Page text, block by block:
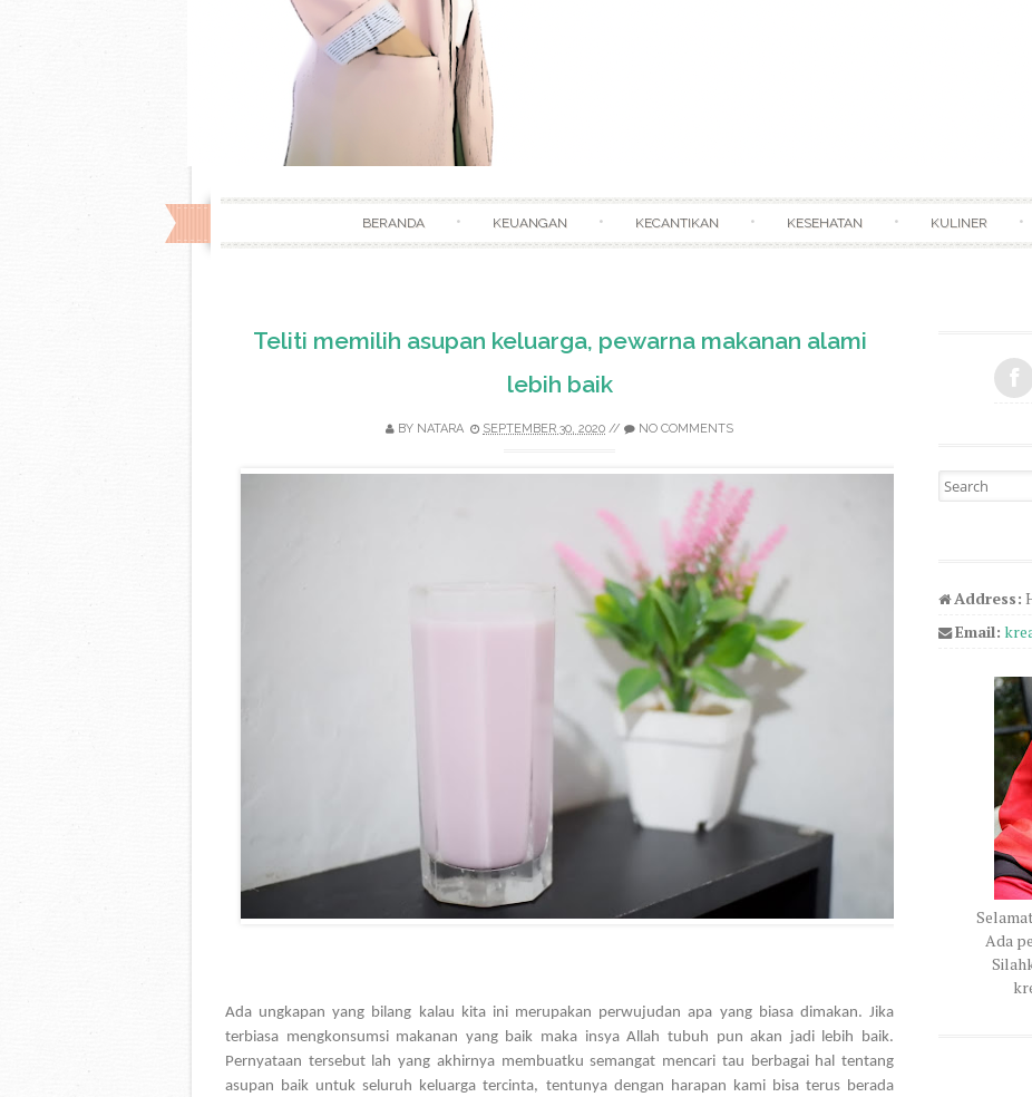
BERANDA KEUANGAN KECANTIKAN KESEHATAN KULINER
Teliti memilih asupan keluarga, pewarna makanan alami
lebih baik
BY NATARA SEPTEMBER 30, 2020 // NO COMMENTS
Ada ungkapan yang bilang kalau kita ini merupakan perwujudan apa yang biasa dimakan. Jika
terbiasa mengkonsumsi makanan yang baik maka insya Allah tubuh pun akan jadi lebih baik.
Pernyataan tersebut lah yang akhirnya membuatku semangat mencari tau berbagai hal tentang
asupan baik untuk seluruh keluarga tercinta, tentunya dengan harapan kami bisa terus berada
Search for:
Address:
Email:
Ada